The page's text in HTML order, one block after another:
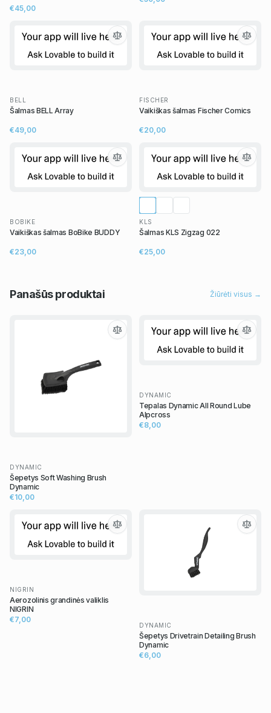
€45,00
BELL
Šalmas BELL Array
€49,00
FISCHER
Vaikiškas šalmas Fischer Comics
€20,00
BOBIKE
Vaikiškas šalmas BoBike BUDDY
€23,00
KLS
Šalmas KLS Zigzag 022
€25,00
Panašūsproduktai Žiūrėti visus →
DYNAMIC
Šepetys Soft Washing Brush
Dynamic
€10,00
DYNAMIC
Tepalas Dynamic All Round Lube
Alpcross
€8,00
NIGRIN
Aerozolinis grandinės valiklis
NIGRIN
€7,00
DYNAMIC
Šepetys Drivetrain Detailing Brush
Dynamic
€6,00